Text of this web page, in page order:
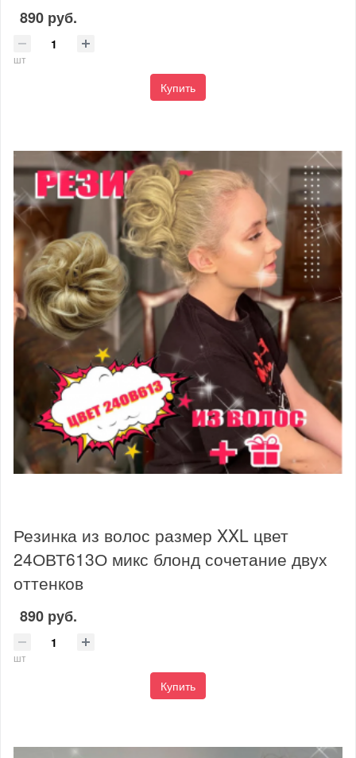
890 руб.
шт
Купить
Резинка из волос размер XXL цвет
24ОВТ613О микс блонд сочетание двух
оттенков
890 руб.
шт
Купить